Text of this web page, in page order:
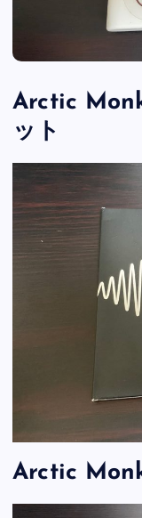
Arctic
ット
Arctic